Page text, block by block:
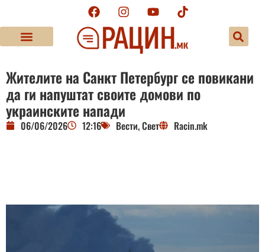
Жителите на Санкт Петербург се повикани
да ги напуштат своите домови по
украинските напади
06/06/2026 12:16 Вести,Свет Racin.mk